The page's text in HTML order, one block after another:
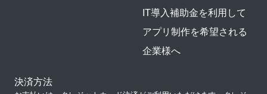
IT導入補助金を利用して
アプリ制作を希望される
企業様へ
決済方法